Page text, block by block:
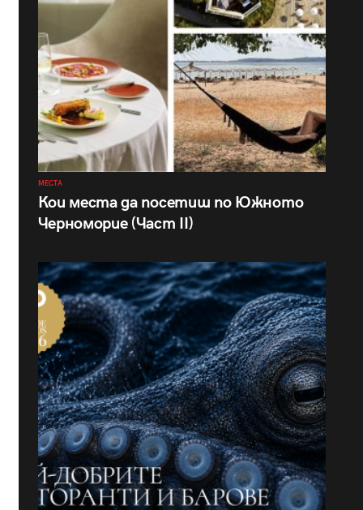
МЕСТА
Кои места да посетиш по Южното
Черноморие (Част II)